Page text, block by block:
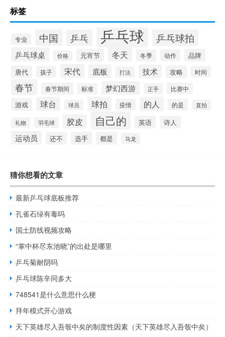
标签
专业 中国 乒乓 乒乓球 乒乓球拍
乒乓球桌 价格 元宵节 冬天 冬季 动作
品牌
唐代
孩子 宋代 底板 打法 技术 攻略 时间
春节 春节期间 标准 梦幻西游 正手 比赛中
游戏 球台 球员 球拍 疫情 的人 的是 直拍
礼物 羽毛球 胶皮 自己的 英语 诗人
运动员 还不 选手 都是 马龙
猜你想看的文章
最新乒乓球底板推荐
孔雀石绿有毒吗
国土防线视频攻略
“掌中杯尽东池晓”的出处是哪里
乒乓菊耐阴吗
乒乓球陈辛同多大
748541是什么意思什么梗
拜年模式开心游戏
天下英雄尽入吾彀中矣的制度性因素（天下英雄尽入吾彀中矣）